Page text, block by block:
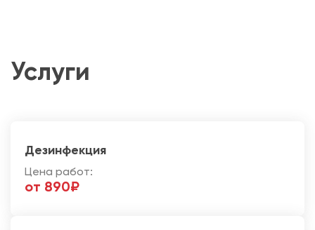
Услуги
Дезинфекция
Цена работ:
от 890₽